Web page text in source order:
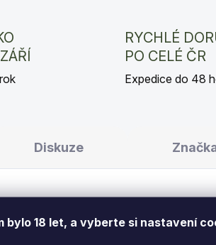
bylo 18 let, a vyberte si nastavení
RYCHLÉ
PO CELÉ ČR
Expedice do 48
Diskuze